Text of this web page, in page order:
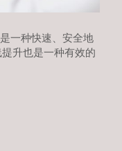
一种快速、安全地
升也是一种有效的